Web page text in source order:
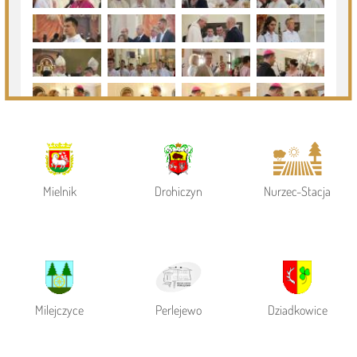
Powiat Siemiatycki Siemiatycze Gmina Siemiatycze
Mielnik Drohiczyn Nurzec-Stacja
Milejczyce Perlejewo Dziadkowice